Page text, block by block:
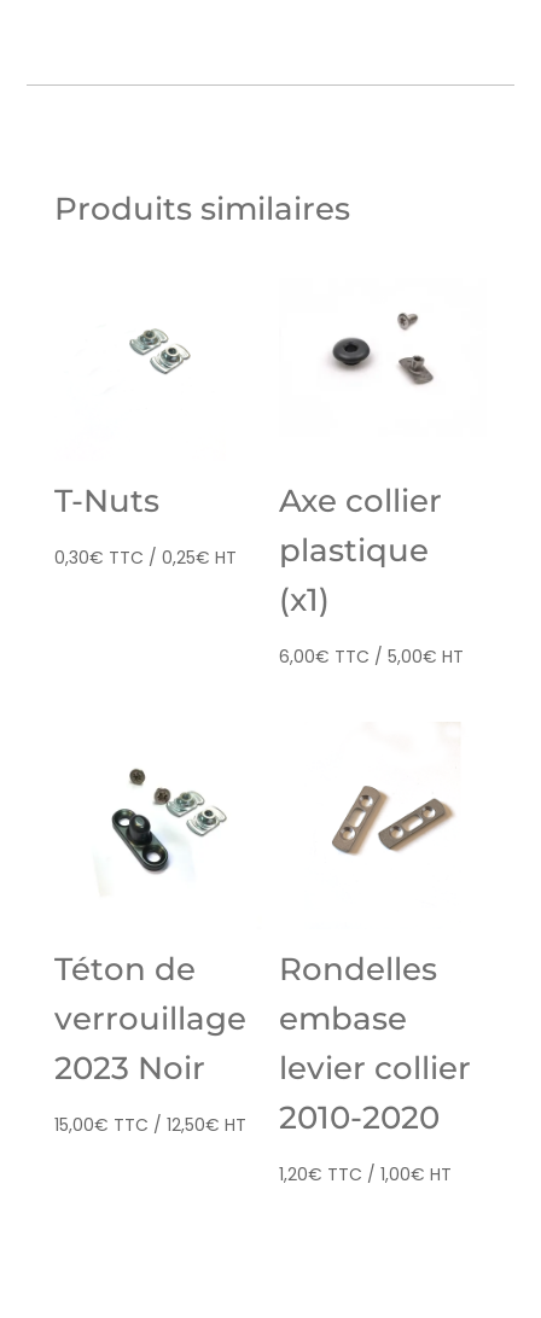
Produits similaires
T-Nuts
0,30€ TTC / 0,25€ HT
Axe collier
plastique
(x1)
6,00€ TTC /5,00€ HT
Téton de
verrouillage
2023 Noir
15,00€ TTC / 12,50€ HT
Rondelles
embase
levier collier
2010-2020
1,20€ TTC /1,00€ HT